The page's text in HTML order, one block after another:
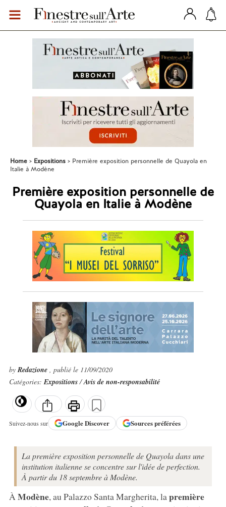
Home Expositions
Première exposition personnelle de Quayola en
Italie à Modène
Première exposition personnelle de
Quayola en Italie à Modène
byRedazione , publié le 11/09/2020
Catégories:Expositions/Avis de non-responsabilité
Suivez-nous sur GoogleDiscover Sources préférées
La première exposition personnelle de Quayola dans une
institution italienne se concentre sur l'idée de perfection.
À partir du 18 septembre à Modène.
À Modène, au Palazzo Santa Margherita, la première